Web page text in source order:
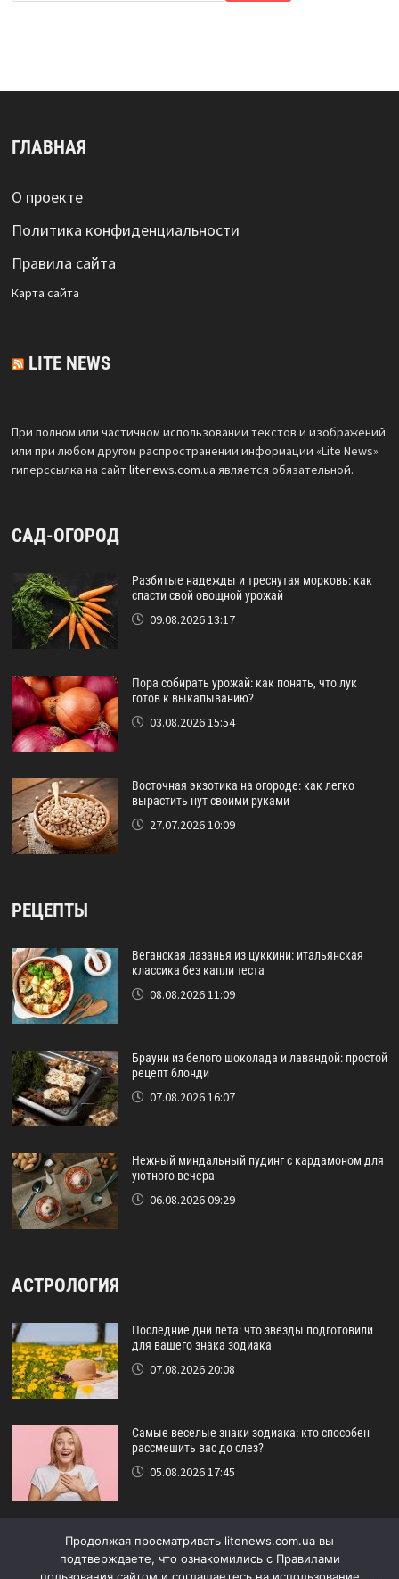
ГЛАВНАЯ
О проекте
Политика конфиденциальности
Правила сайта
Карта сайта
LITE NEWS
При полном или частичном использовании текстов и изображений
или при любом другом распространении информации «Lite News»
гиперссылка на сайтlitenews.com.ua является обязательной.
САД-ОГОРОД
Разбитые надежды и треснутая морковь: как
спасти свой овощной урожай
09.08.2026 13:17
Пора собирать урожай: как понять, что лук
готов к выкапыванию?
03.08.2026 15:54
Восточная экзотика на огороде: как легко
вырастить нут своими руками
27.07.2026 10:09
РЕЦЕПТЫ
Веганская лазанья из цуккини: итальянская
классика без капли теста
08.08.2026 11:09
Брауни из белого шоколада и лавандой: простой
рецепт блонди
07.08.2026 16:07
Нежный миндальный пудинг с кардамоном для
уютного вечера
06.08.2026 09:29
АСТРОЛОГИЯ
Последние дни лета: что звезды подготовили
для вашего знака зодиака
07.08.2026 20:08
Самые веселые знаки зодиака: кто способен
рассмешить вас до слез?
05.08.2026 17:45
Астрологический прогноз на август: кому
повезет в конце лета
29.07.2026 16:15
Продолжая просматривать litenews.com.ua вы
подтверждаете, что ознакомились с Правилами